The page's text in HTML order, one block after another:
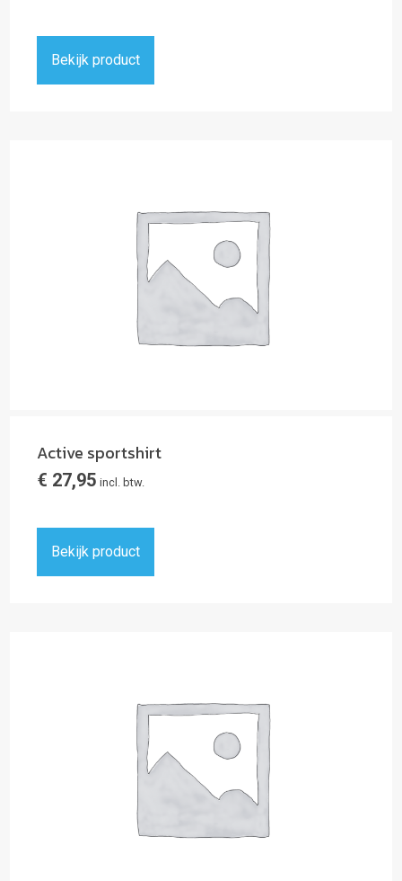
Bekijk product
Active sportshirt
€ 27,95 incl. btw.
Bekijk product